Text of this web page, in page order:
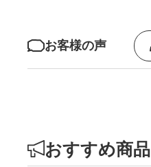
お客様の声
おすすめ商品